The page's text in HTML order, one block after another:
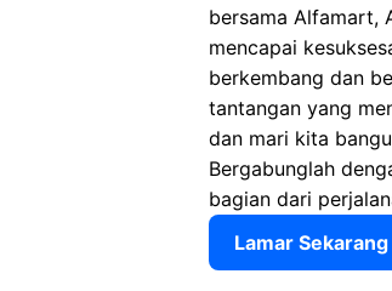
bersama Alfamart,
mencapai
berkembang dan
tantangan yang
dan mari kita
Bergabunglah
bagian dari
Lamar Sekarang